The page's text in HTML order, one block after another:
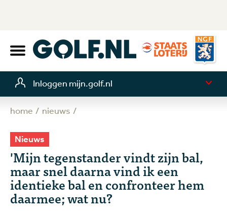
Inloggen mijn.golf.nl
home nieuws
Nieuws
'Mijn tegenstander vindt zijn bal,
maar snel daarna vind ik een
identieke bal en confronteer hem
daarmee; wat nu?